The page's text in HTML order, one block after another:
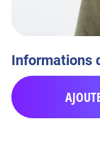
Informations